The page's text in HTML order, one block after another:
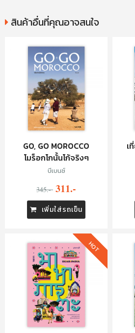
สินค้าอื่นที่คุณอาจสนใจ
GO, GO MOROCCO
โมร็อกโกนั้นโก้จริงๆ
บีเบนซ์
345.- 311.-
เพิ่มใส่รถเข็น
เ
HOT